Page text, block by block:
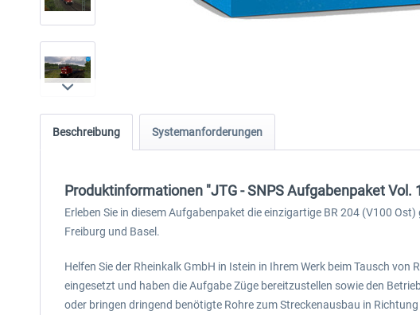
Beschreibung Systemanforderungen
Produktinformationen "JTG - SNPS Aufgabenpaket Vol.
Erleben Sie in diesem Aufgabenpaket die einzigartige BR 204 (V100
Freiburg und Basel.
Helfen Sie der Rheinkalk GmbH in Istein in Ihrem Werk beim Tausch
eingesetzt und haben die Aufgabe Züge bereitzustellen sowie den
oder bringen dringend benötigte Rohre zum Streckenausbau in Richtung